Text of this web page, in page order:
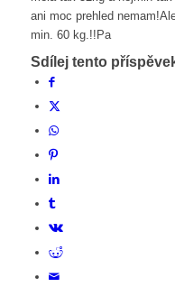
ani moc prehled
min. 60 kg.!!Pa
Sdílej tento